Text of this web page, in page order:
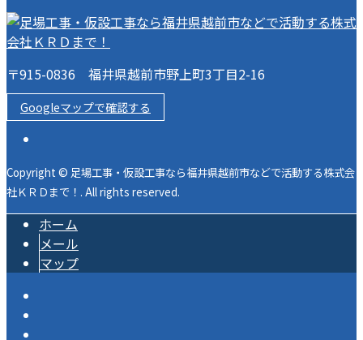
〒915-0836 福井県越前市野上町3丁目2-16
Googleマップで確認する
Copyright © 足場工事・仮設工事なら福井県越前市などで活動する株式会
社ＫＲＤまで！. All rights reserved.
ホーム
メール
マップ